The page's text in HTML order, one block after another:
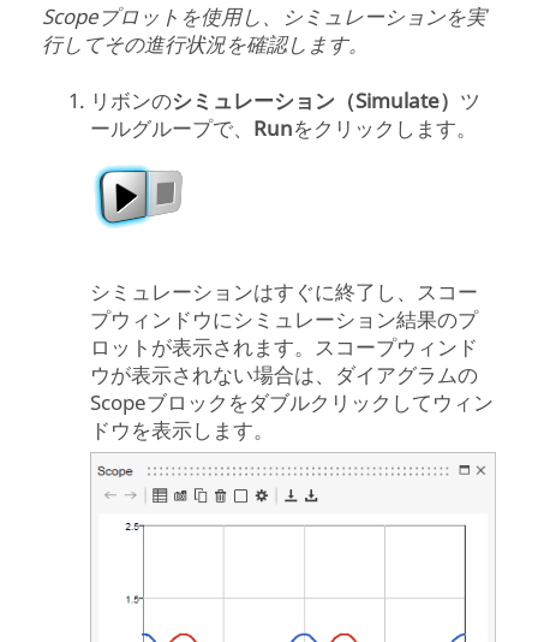
Scopeプロットを使用し、シミュレーションを実
行してその進行状況を確認します。
リボンのシミュレーション（Simulate） ツ
ールグループで、 Runをクリックします。
シミュレーションはすぐに終了し、スコー
プウィンドウにシミュレーション結果のプ
ロットが表示されます。スコープウィンド
ウが表示されない場合は、ダイアグラムの
Scopeブロックをダブルクリックしてウィン
ドウを表示します。